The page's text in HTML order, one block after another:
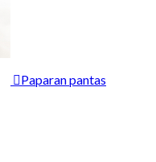
Paparan pantas